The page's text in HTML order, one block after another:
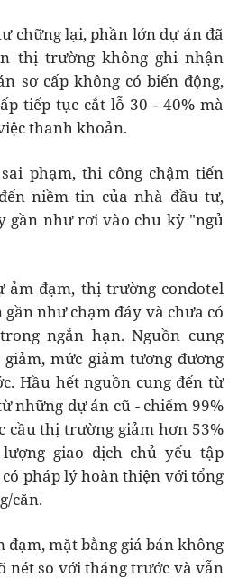
chững lại, phần lớn dự án đã
thị trường không ghi nhận
sơ cấp không có biến động,
tiếp tục cắt lỗ 30 - 40% mà
thanh khoản.
phạm, thi công chậm tiến
niềm tin của nhà đầu tư,
gần như rơi vào chu kỳ "ngủ
ảm đạm, thị trường condotel
như chạm đáy và chưa có
ngắn hạn. Nguồn cung
mức giảm tương đương
Hầu hết nguồn cung đến từ
những dự án cũ - chiếm 99%
cầu thị trường giảm hơn 53%
giao dịch chủ yếu tập
pháp lý hoàn thiện với tổng
căn.
mặt bằng giá bán không
nét so với tháng trước và vẫn